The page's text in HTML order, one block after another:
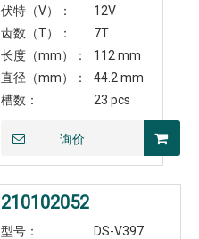
伏特（V）：
12V
齿数（T）：
7T
长度（mm）：
112 mm
直径（mm）：
44.2 mm
槽数：
23 pcs
询价
210102052
型号：
DS-V397